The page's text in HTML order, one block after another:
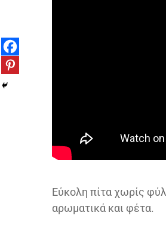
Εύκολη πίτα χωρίς
αρωματικά και φέτα.